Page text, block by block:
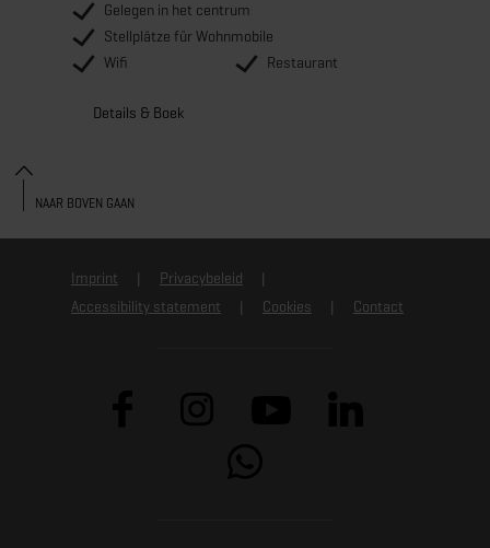
Gelegen in het centrum
Stellplätze für Wohnmobile
Wifi
Restaurant
Details & Boek
Imprint
Privacybeleid
Accessibility statement
Cookies Contact
NAAR BOVEN GAAN